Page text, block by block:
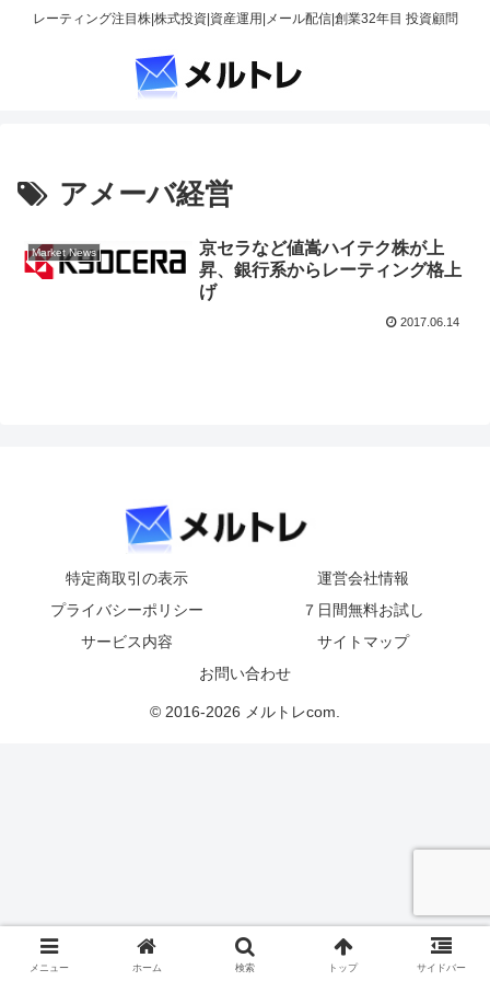
レーティング注目株|株式投資|資産運用|メール配信|創業32年目 投資顧問
アメーバ経営
Market News
京セラなど値嵩ハイテク株が上
昇、銀行系からレーティング格上
げ
2017.06.14
特定商取引の表示
運営会社情報
プライバシーポリシー
７日間無料お試し
サービス内容
サイトマップ
お問い合わせ
© 2016-2026 メルトレcom.
メニュー ホーム 検索 トップ サイドバー